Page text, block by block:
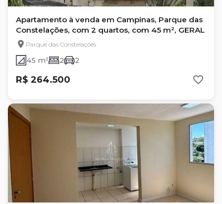
Apartamento à venda em Campinas, Parque das
Constelações, com 2 quartos, com 45 m², GERAL
Parque das Constelações
45 m² 2 2
R$ 264.500